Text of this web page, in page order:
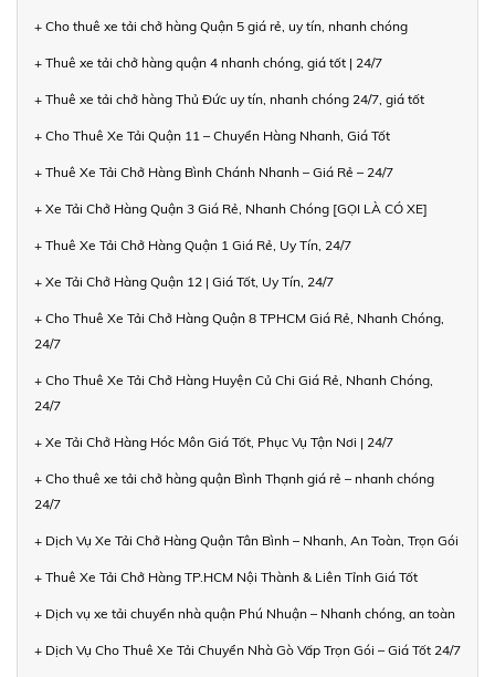
+ Cho thuê xe tải chở hàng Quận 5 giá rẻ, uy tín, nhanh chóng
+ Thuê xe tải chở hàng quận 4 nhanh chóng, giá tốt | 24/7
+ Thuê xe tải chở hàng Thủ Đức uy tín, nhanh chóng 24/7, giá tốt
+ Cho Thuê Xe Tải Quận 11 – Chuyển Hàng Nhanh, Giá Tốt
+ Thuê Xe Tải Chở Hàng Bình Chánh Nhanh – Giá Rẻ – 24/7
+ Xe Tải Chở Hàng Quận 3 Giá Rẻ, Nhanh Chóng [GỌI LÀ CÓ XE]
+ Thuê Xe Tải Chở Hàng Quận 1 Giá Rẻ, Uy Tín, 24/7
+ Xe Tải Chở Hàng Quận 12 | Giá Tốt, Uy Tín, 24/7
+ Cho Thuê Xe Tải Chở Hàng Quận 8 TPHCM Giá Rẻ, Nhanh Chóng,
24/7
+ Cho Thuê Xe Tải Chở Hàng Huyện Củ Chi Giá Rẻ, Nhanh Chóng,
24/7
+ Xe Tải Chở Hàng Hóc Môn Giá Tốt, Phục Vụ Tận Nơi | 24/7
+ Cho thuê xe tải chở hàng quận Bình Thạnh giá rẻ – nhanh chóng
24/7
+ Dịch Vụ Xe Tải Chở Hàng Quận Tân Bình – Nhanh, An Toàn, Trọn Gói
+ Thuê Xe Tải Chở Hàng TP.HCM Nội Thành & Liên Tỉnh Giá Tốt
+ Dịch vụ xe tải chuyển nhà quận Phú Nhuận – Nhanh chóng, an toàn
+ Dịch Vụ Cho Thuê Xe Tải Chuyển Nhà Gò Vấp Trọn Gói – Giá Tốt 24/7